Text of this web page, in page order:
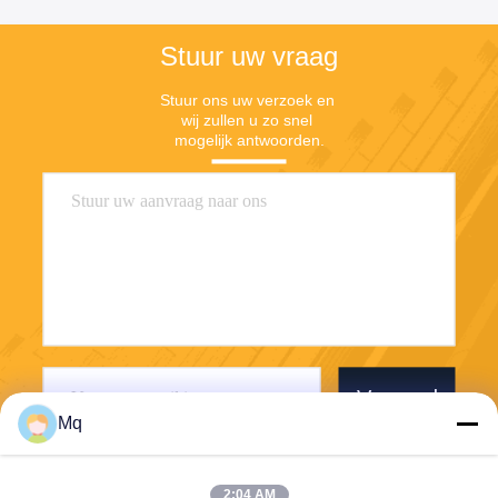
Stuur uw vraag
Stuur ons uw verzoek en
wij zullen u zo snel
mogelijk antwoorden.
Verzend
Mq
2:04 AM